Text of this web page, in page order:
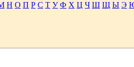
Н О П Р С Т У Ф Х Ц Ч Ш Щ Ы Э